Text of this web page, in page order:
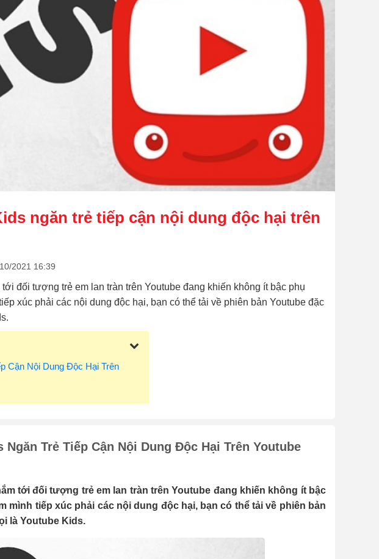
ngăn trẻ tiếp cận nội dung độc hại trên
2021 16:39
đối tượng trẻ em lan tràn trên Youtube đang khiến không ít bậc phụ
xúc phải các nội dung độc hại, bạn có thể tải về phiên bản Youtube đặc
Cận Nội Dung Độc Hại Trên
Ngăn Trẻ Tiếp Cận Nội Dung Độc Hại Trên Youtube
tới đối tượng trẻ em lan tràn trên Youtube đang khiến không ít bậc
mình tiếp xúc phải các nội dung độc hại, bạn có thể tải về phiên bản
là Youtube Kids.